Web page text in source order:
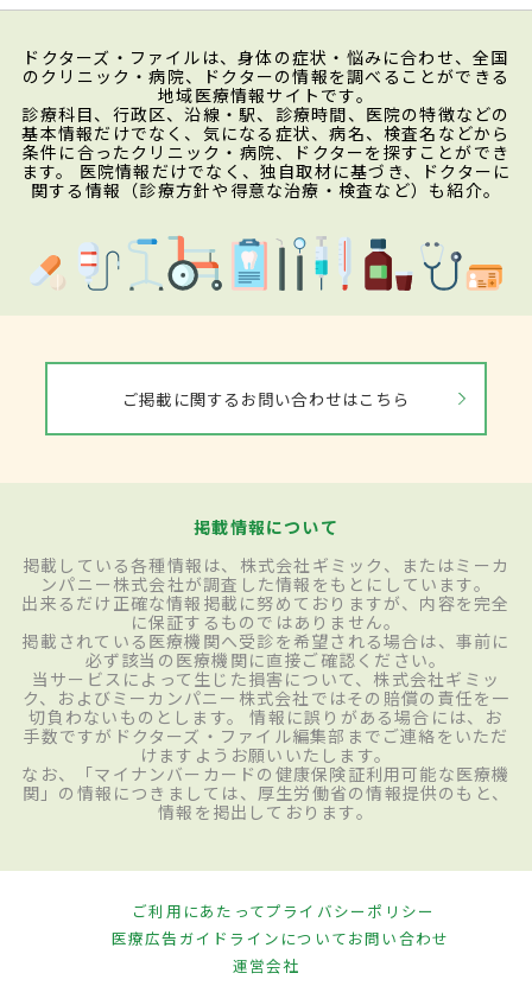
ドクターズ・ファイルは、身体の症状・悩みに合わせ、全国
のクリニック・病院、ドクターの情報を調べることができる
地域医療情報サイトです。
診療科目、行政区、沿線・駅、診療時間、医院の特徴などの
基本情報だけでなく、気になる症状、病名、検査名などから
条件に合ったクリニック・病院、ドクターを探すことができ
ます。 医院情報だけでなく、独自取材に基づき、ドクターに
関する情報（診療方針や得意な治療・検査など）も紹介。
ご掲載に関するお問い合わせはこちら
掲載情報について
掲載している各種情報は、株式会社ギミック、またはミーカ
ンパニー株式会社が調査した情報をもとにしています。
出来るだけ正確な情報掲載に努めておりますが、内容を完全
に保証するものではありません。
掲載されている医療機関へ受診を希望される場合は、事前に
必ず該当の医療機関に直接ご確認ください。
当サービスによって生じた損害について、株式会社ギミッ
ク、およびミーカンパニー株式会社ではその賠償の責任を一
切負わないものとします。 情報に誤りがある場合には、お
手数ですがドクターズ・ファイル編集部までご連絡をいただ
けますようお願いいたします。
なお、「マイナンバーカードの健康保険証利用可能な医療機
関」の情報につきましては、厚生労働省の情報提供のもと、
情報を掲出しております。
ご利用にあたってプライバシーポリシー
医療広告ガイドラインについてお問い合わせ
運営会社